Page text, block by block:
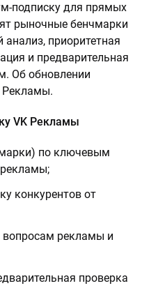
подписку для прямых
рыночные бенчмарки
анализ, приоритетная
и предварительная
Об обновлении
Рекламы.
VK Рекламы
по ключевым
конкурентов от
вопросам рекламы и
проверка